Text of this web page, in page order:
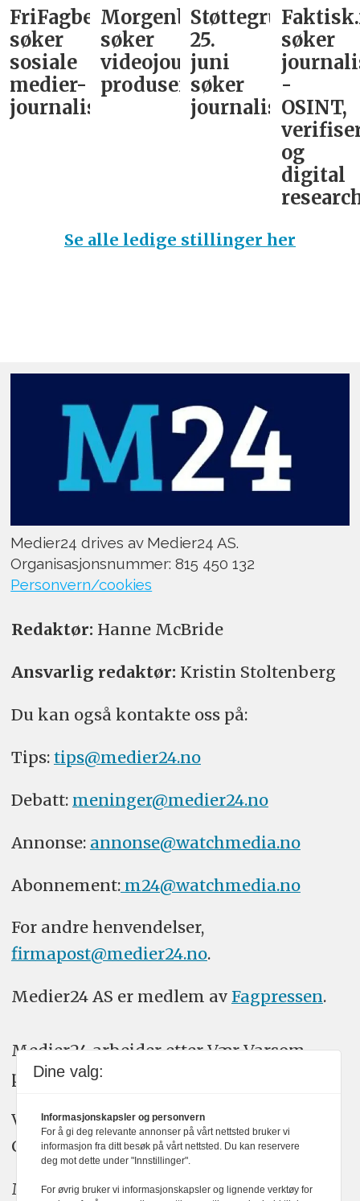
FriFagbevegelse
søker
sosiale
medier-
journalist
Morgenbladet
søker
videojournalist/podkast-
produsent
Støttegruppa
25.
juni
søker
journalist
søker
-
OSINT,
og
digital
Se alle ledige stillinger her
Medier24 drives av Medier24 AS.
Organisasjonsnummer: 815 450 132
Personvern/cookies
Redaktør: Hanne McBride
Ansvarlig redaktør: Kristin Stoltenberg
Du kan også kontakte oss på:
Tips: tips@medier24.no
Debatt: meninger@medier24.no
Annonse: annonse@watchmedia.no
Abonnement:m24@watchmedia.no
For andre henvendelser,
firmapost@medier24.no.
Medier24 AS er medlem av Fagpressen.
Medier24 arbeider etter Vær Varsom-
plakatens regler for god presseskikk.
Vi bruker KI-verktøy som ChatGPT,
Claude, og Gemini i journalistikken vår.
Medier24s redaksjon har alltid det fulle
Dine valg:
Informasjonskapsler og personvern
For å gi deg relevante annonser på vårt nettsted bruker vi
informasjon fra ditt besøk på vårt nettsted. Du kan reservere
deg mot dette under "Innstillinger".
For øvrig bruker vi informasjonskapsler og lignende verktøy for